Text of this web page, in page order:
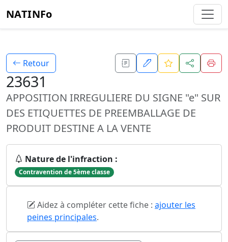
NATINFo
Retour
23631
APPOSITION IRREGULIERE DU SIGNE "e" SUR
DES ETIQUETTES DE PREEMBALLAGE DE
PRODUIT DESTINE A LA VENTE
Nature de l'infraction :
Contravention de 5ème classe
Aidez à compléter cette fiche : ajouter les
peines principales.